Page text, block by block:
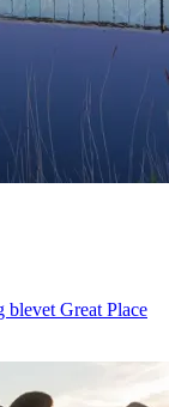
blevet Great Place